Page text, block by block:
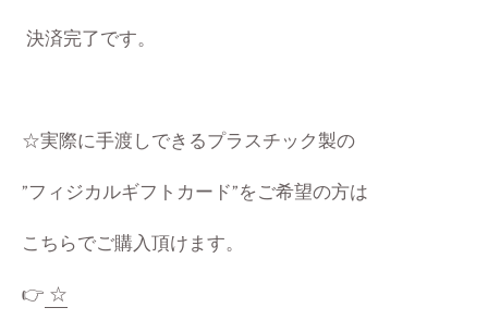
決済完了です。
☆実際に手渡しできるプラスチック製の
”フィジカルギフトカード”をご希望の方は
こちらでご購入頂けます。
👉 ☆